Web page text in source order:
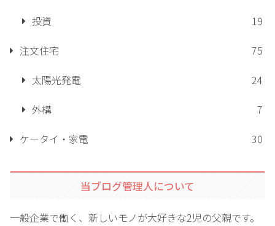
投資
19
注文住宅
75
太陽光発電
24
外構
7
ケータイ・家電
30
当ブログ管理人について
一般企業で働く、新しいモノが大好きな2児の父親です。